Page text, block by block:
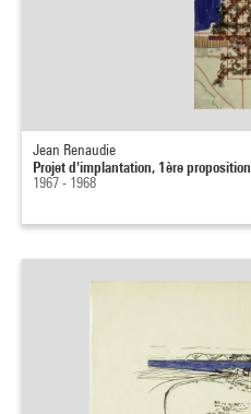
Jean Renaudie
Projet d'implantation, 1ère proposition
1967 - 1968